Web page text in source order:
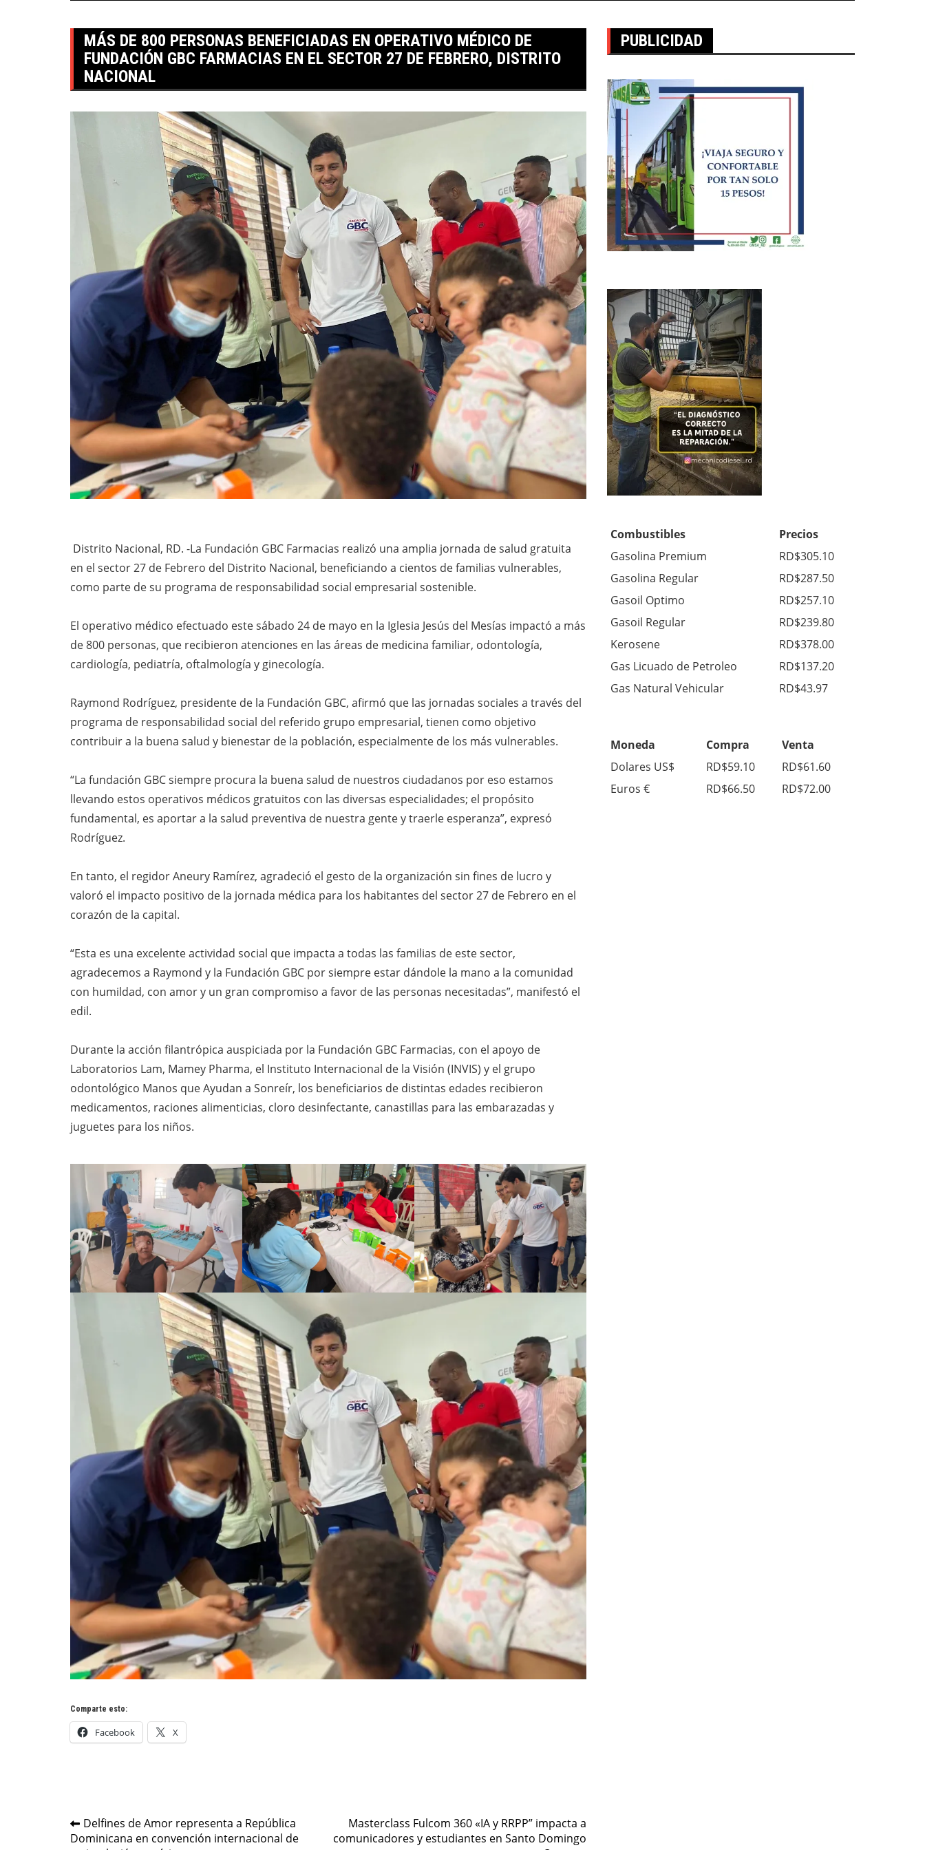
MÁS DE 800 PERSONAS BENEFICIADAS EN OPERATIVO MÉDICO DE
FUNDACIÓN GBC FARMACIAS EN EL SECTOR 27 DE FEBRERO, DISTRITO
NACIONAL
Distrito Nacional, RD. -La Fundación GBC Farmacias realizó una amplia jornada de salud gratuita
en el sector 27 de Febrero del Distrito Nacional, beneficiando a cientos de familias vulnerables,
como parte de su programa de responsabilidad social empresarial sostenible.
El operativo médico efectuado este sábado 24 de mayo en la Iglesia Jesús del Mesías impactó a más
de 800 personas, que recibieron atenciones en las áreas de medicina familiar, odontología,
cardiología, pediatría, oftalmología y ginecología.
Raymond Rodríguez, presidente de la Fundación GBC, afirmó que las jornadas sociales a través del
programa de responsabilidad social del referido grupo empresarial, tienen como objetivo
contribuir a la buena salud y bienestar de la población, especialmente de los más vulnerables.
“La fundación GBC siempre procura la buena salud de nuestros ciudadanos por eso estamos
llevando estos operativos médicos gratuitos con las diversas especialidades; el propósito
fundamental, es aportar a la salud preventiva de nuestra gente y traerle esperanza”, expresó
Rodríguez.
En tanto, el regidor Aneury Ramírez, agradeció el gesto de la organización sin fines de lucro y
valoró el impacto positivo de la jornada médica para los habitantes del sector 27 de Febrero en el
corazón de la capital.
“Esta es una excelente actividad social que impacta a todas las familias de este sector,
agradecemos a Raymond y la Fundación GBC por siempre estar dándole la mano a la comunidad
con humildad, con amor y un gran compromiso a favor de las personas necesitadas”, manifestó el
edil.
Durante la acción filantrópica auspiciada por la Fundación GBC Farmacias, con el apoyo de
Laboratorios Lam, Mamey Pharma, el Instituto Internacional de la Visión (INVIS) y el grupo
odontológico Manos que Ayudan a Sonreír, los beneficiarios de distintas edades recibieron
medicamentos, raciones alimenticias, cloro desinfectante, canastillas para las embarazadas y
juguetes para los niños.
Comparte esto:
Facebook X
Navegación
Delfines de Amor representa a República
Dominicana en convención internacional de
Masterclass Fulcom 360 «IA y RRPP” impacta a
comunicadores y estudiantes en Santo Domingo
PUBLICIDAD
Combustibles
Precios
Gasolina Premium
RD$305.10
Gasolina Regular
RD$287.50
Gasoil Optimo
RD$257.10
Gasoil Regular
RD$239.80
Kerosene
RD$378.00
Gas Licuado de Petroleo
RD$137.20
Gas Natural Vehicular
RD$43.97
Moneda Compra
Venta
Dolares US$
RD$59.10
RD$61.60
Euros €
RD$66.50 RD$72.00